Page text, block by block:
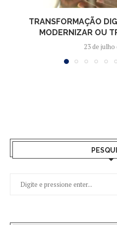
TRANSFORMAÇÃO
MODERNIZAR OU
23 de julho